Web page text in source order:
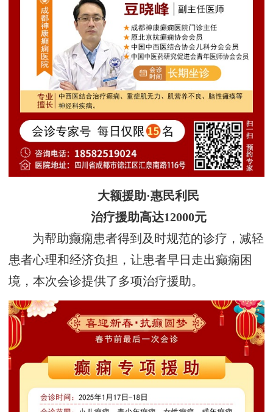
大额援助·惠民利民
治疗援助高达12000元
为帮助癫痫患者得到及时规范的诊疗，减轻
患者心理和经济负担，让患者早日走出癫痫困
境，本次会诊提供了多项治疗援助。